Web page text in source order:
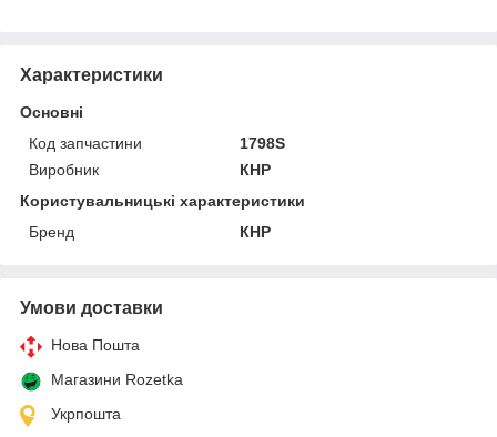
Характеристики
Основні
Код запчастини
1798S
Виробник
КНР
Користувальницькі характеристики
Бренд
КНР
Умови доставки
Нова Пошта
Магазини Rozetka
Укрпошта